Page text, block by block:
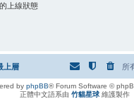
上線狀態
上層 所
by phpBB® Forum Software ©
正體中文語系由 竹貓星球 維護製作